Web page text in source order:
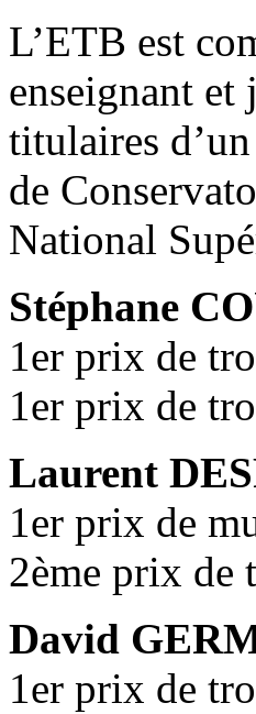
L’ETB est
enseignant et
titulaires
de
National
Stéphane
1er prix de
1er prix de
Laurent
1er prix de
2ème prix de
David
1er prix de